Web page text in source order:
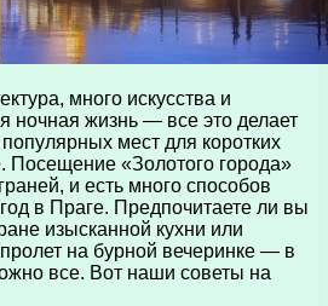
много искусства и
ночная жизнь — все это делает
мест для коротких
Посещение «Золотого города»
и есть много способов
в Праге. Предпочитаете ли вы
изысканной кухни или
на бурной вечеринке — в
все. Вот наши советы на